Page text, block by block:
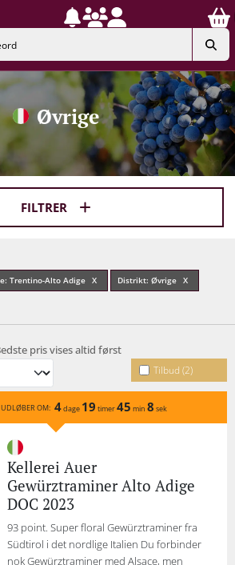
Øvrige
FILTRER
Trentino-Alto Adige Distrikt: Øvrige
pris vises altid først
Tilbud (2)
UDLØBER OM: 4dage 19 timer45 min 8 sek
Kellerei Auer
Gewürztraminer Alto Adige
DOC 2023
93 point. Super floral Gewürztraminer fra
Südtirol i det nordlige Italien Du forbinder
nok Gewürztraminer med Alsace, men